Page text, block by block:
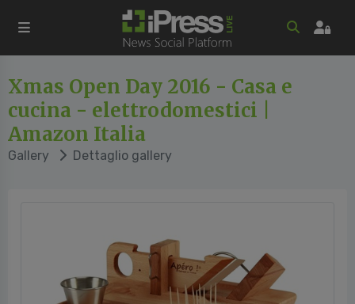
Xmas Open Day 2016 - Casa e
cucina - elettrodomestici |
Amazon Italia
Gallery Dettaglio gallery